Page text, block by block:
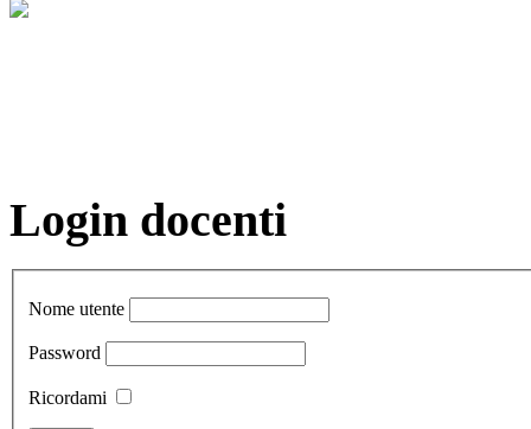
Login docenti
Nome utente
Password
Ricordami